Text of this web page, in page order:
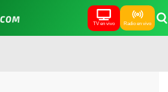
TV en vivo Radio en vivo